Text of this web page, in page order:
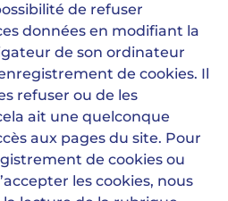
de refuser
données en modifiant la
de son ordinateur
de cookies. Il
refuser ou de les
ait une quelconque
aux pages du site. Pour
de cookies ou
les cookies, nous